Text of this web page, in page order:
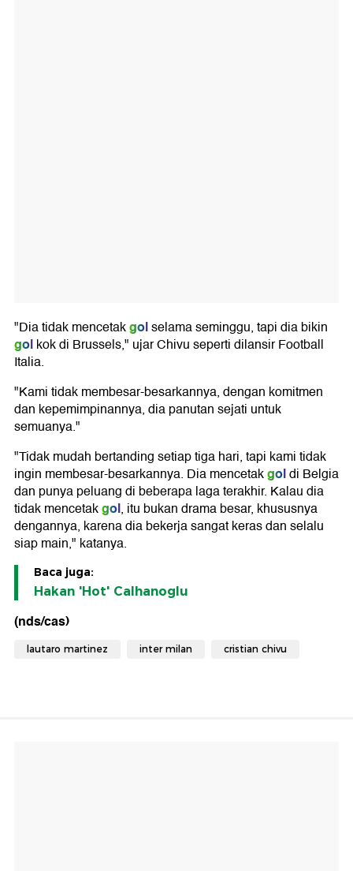
"Dia tidak mencetakgolselama seminggu, tapi dia bikin
golkok di Brussels," ujar Chivu seperti dilansir Football
Italia.
"Kami tidak membesar-besarkannya, dengan komitmen
dan kepemimpinannya, dia panutan sejati untuk
semuanya."
"Tidak mudah bertanding setiap tiga hari, tapi kami tidak
ingin membesar-besarkannya. Dia mencetakgoldi Belgia
dan punya peluang di beberapa laga terakhir. Kalau dia
tidak mencetakgol, itu bukan drama besar, khususnya
dengannya, karena dia bekerja sangat keras dan selalu
siap main," katanya.
Baca juga:
Hakan 'Hot' Calhanoglu
(nds/cas)
lautaro martinez inter milan cristian chivu